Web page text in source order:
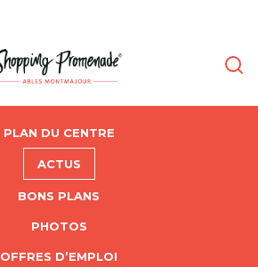
PLAN DU CENTRE
ACTUS
BONS PLANS
PHOTOS
OFFRES D’EMPLOI